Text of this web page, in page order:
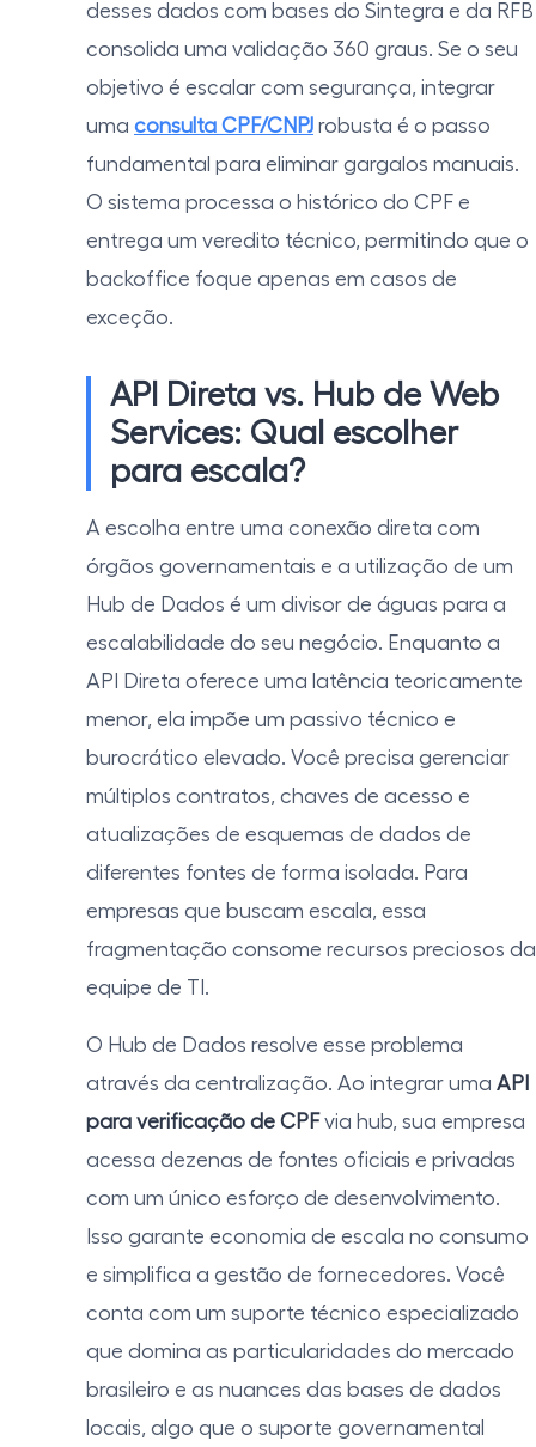
desses dados com bases do Sintegra e da RFB
consolida uma validação 360 graus. Se o seu
objetivo é escalar com segurança, integrar
uma consulta CPF/CNPJ robusta é o passo
fundamental para eliminar gargalos manuais.
O sistema processa o histórico do CPF e
entrega um veredito técnico, permitindo que o
backoffice foque apenas em casos de
exceção.
API Direta vs. Hub de Web
Services: Qual escolher
para escala?
A escolha entre uma conexão direta com
órgãos governamentais e a utilização de um
Hub de Dados é um divisor de águas para a
escalabilidade do seu negócio. Enquanto a
API Direta oferece uma latência teoricamente
menor, ela impõe um passivo técnico e
burocrático elevado. Você precisa gerenciar
múltiplos contratos, chaves de acesso e
atualizações de esquemas de dados de
diferentes fontes de forma isolada. Para
empresas que buscam escala, essa
fragmentação consome recursos preciosos da
equipe de TI.
O Hub de Dados resolve esse problema
através da centralização. Ao integrar uma API
para verificação de CPF via hub, sua empresa
acessa dezenas de fontes oficiais e privadas
com um único esforço de desenvolvimento.
Isso garante economia de escala no consumo
e simplifica a gestão de fornecedores. Você
conta com um suporte técnico especializado
que domina as particularidades do mercado
brasileiro e as nuances das bases de dados
locais, algo que o suporte governamental